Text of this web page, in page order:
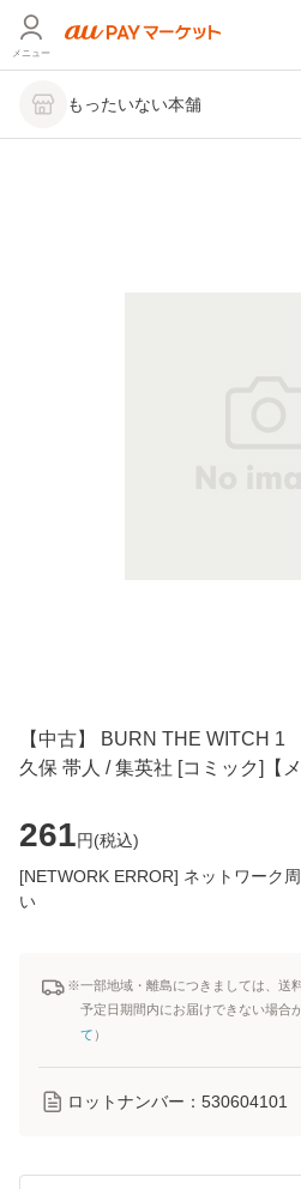
メニュー
もったいない本舗
【中古】 BURN THE WITCH 1
久保 帯人 / 集英社 [コミック]【
261円(税込)
[NETWORK ERROR] ネットワーク
い
※一部地域・離島につきましては、送
予定日期間内にお届けできない場合
て ）
ロットナンバー： 530604101